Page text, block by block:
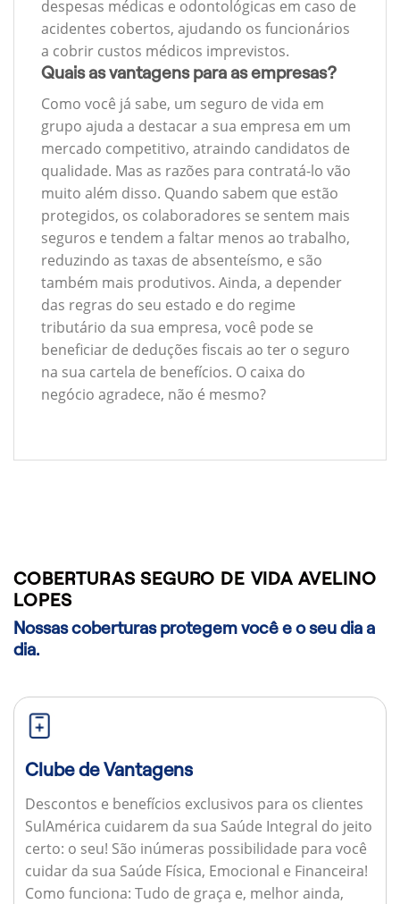
despesas médicas e odontológicas em caso de
acidentes cobertos, ajudando os funcionários
a cobrir custos médicos imprevistos.
Quais as vantagens para as empresas?
Como você já sabe, um seguro de vida em
grupo ajuda a destacar a sua empresa em um
mercado competitivo, atraindo candidatos de
qualidade. Mas as razões para contratá-lo vão
muito além disso. Quando sabem que estão
protegidos, os colaboradores se sentem mais
seguros e tendem a faltar menos ao trabalho,
reduzindo as taxas de absenteísmo, e são
também mais produtivos. Ainda, a depender
das regras do seu estado e do regime
tributário da sua empresa, você pode se
beneficiar de deduções fiscais ao ter o seguro
na sua cartela de benefícios. O caixa do
negócio agradece, não é mesmo?
COBERTURAS SEGURO DE VIDA AVELINO
LOPES
Nossas coberturas protegem você e o seu dia a
dia.
Clube de Vantagens
Descontos e benefícios exclusivos para os clientes
SulAmérica cuidarem da sua Saúde Integral do jeito
certo: o seu! São inúmeras possibilidade para você
cuidar da sua Saúde Física, Emocional e Financeira!
Como funciona: Tudo de graça e, melhor ainda,